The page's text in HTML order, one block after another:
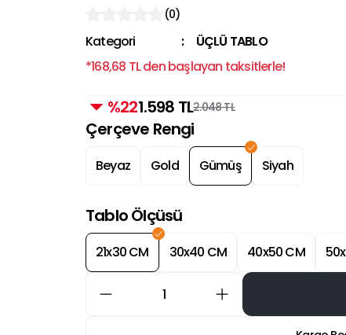
(0)
Kategori
ÜÇLÜ TABLO
*168,68 TL den başlayan taksitlerle!
%221.598 TL2.048 TL
Çerçeve Rengi
Beyaz Gold Gümüş Siyah
Tablo Ölçüsü
21x30 CM 30x40 CM 40x50 CM